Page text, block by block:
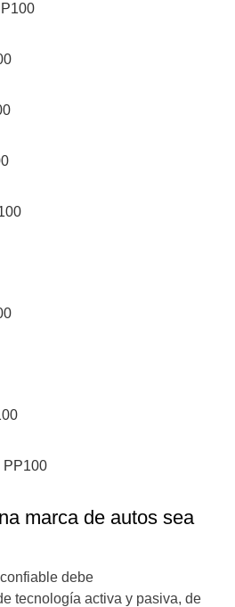
PP100
marca de autos sea
debe
tecnología activa y pasiva, de